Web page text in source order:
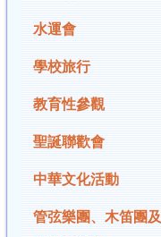
水運會
學校旅行
教育性參觀
聖誕聯歡會
中華文化活動
管弦樂團、木笛團及